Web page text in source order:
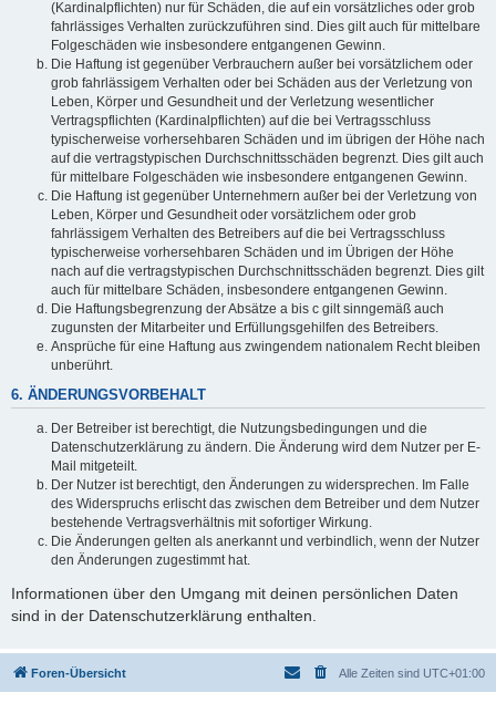
(Kardinalpflichten) nur für Schäden, die auf ein vorsätzliches oder grob
fahrlässiges Verhalten zurückzuführen sind. Dies gilt auch für mittelbare
Folgeschäden wie insbesondere entgangenen Gewinn.
Die Haftung ist gegenüber Verbrauchern außer bei vorsätzlichem oder
grob fahrlässigem Verhalten oder bei Schäden aus der Verletzung von
Leben, Körper und Gesundheit und der Verletzung wesentlicher
Vertragspflichten (Kardinalpflichten) auf die bei Vertragsschluss
typischerweise vorhersehbaren Schäden und im übrigen der Höhe nach
auf die vertragstypischen Durchschnittsschäden begrenzt. Dies gilt auch
für mittelbare Folgeschäden wie insbesondere entgangenen Gewinn.
Die Haftung ist gegenüber Unternehmern außer bei der Verletzung von
Leben, Körper und Gesundheit oder vorsätzlichem oder grob
fahrlässigem Verhalten des Betreibers auf die bei Vertragsschluss
typischerweise vorhersehbaren Schäden und im Übrigen der Höhe
nach auf die vertragstypischen Durchschnittsschäden begrenzt. Dies gilt
auch für mittelbare Schäden, insbesondere entgangenen Gewinn.
Die Haftungsbegrenzung der Absätze a bis c gilt sinngemäß auch
zugunsten der Mitarbeiter und Erfüllungsgehilfen des Betreibers.
Ansprüche für eine Haftung aus zwingendem nationalem Recht bleiben
unberührt.
6. ÄNDERUNGSVORBEHALT
Der Betreiber ist berechtigt, die Nutzungsbedingungen und die
Datenschutzerklärung zu ändern. Die Änderung wird dem Nutzer per E-
Mail mitgeteilt.
Der Nutzer ist berechtigt, den Änderungen zu widersprechen. Im Falle
des Widerspruchs erlischt das zwischen dem Betreiber und dem Nutzer
bestehende Vertragsverhältnis mit sofortiger Wirkung.
Die Änderungen gelten als anerkannt und verbindlich, wenn der Nutzer
den Änderungen zugestimmt hat.
Informationen über den Umgang mit deinen persönlichen Daten
sind in der Datenschutzerklärung enthalten.
Foren-Übersicht Alle Zeiten sind UTC+01:00